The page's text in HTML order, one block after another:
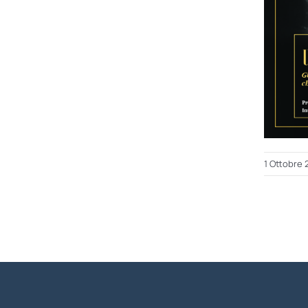
1 Ottobre